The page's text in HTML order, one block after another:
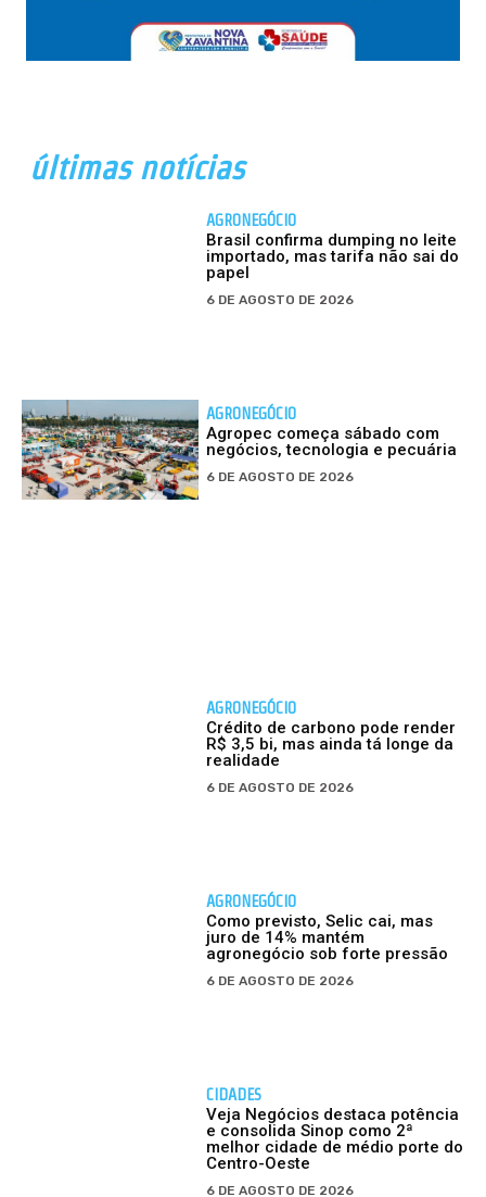
últimas notícias
AGRONEGÓCIO
Brasil confirma dumping no leite
importado, mas tarifa não sai do
papel
6 DE AGOSTO DE 2026
AGRONEGÓCIO
Agropec começa sábado com
negócios, tecnologia e pecuária
6 DE AGOSTO DE 2026
AGRONEGÓCIO
Crédito de carbono pode render
R$ 3,5 bi, mas ainda tá longe da
realidade
6 DE AGOSTO DE 2026
AGRONEGÓCIO
Como previsto, Selic cai, mas
juro de 14% mantém
agronegócio sob forte pressão
6 DE AGOSTO DE 2026
CIDADES
Veja Negócios destaca potência
e consolida Sinop como 2ª
melhor cidade de médio porte do
Centro-Oeste
6 DE AGOSTO DE 2026